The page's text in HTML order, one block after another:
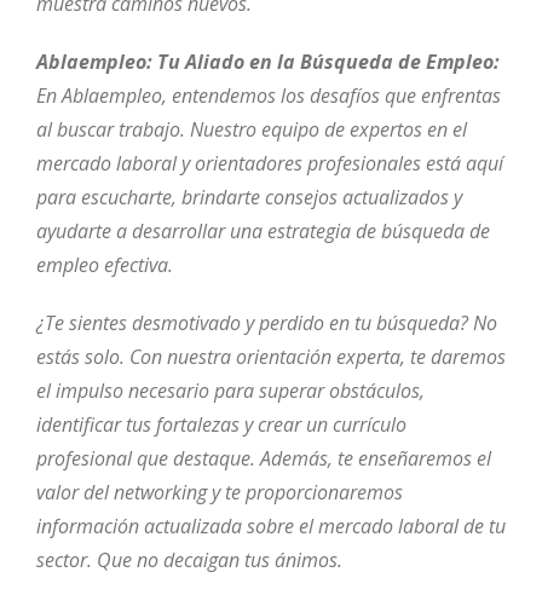
Ablaempleo: Tu Aliado en la Búsqueda de Empleo:
En Ablaempleo, entendemos los desafíos que enfrentas
al buscar trabajo. Nuestro equipo de expertos en el
mercado laboral y orientadores profesionales está aquí
para escucharte, brindarte consejos actualizados y
ayudarte a desarrollar una estrategia de búsqueda de
empleo efectiva.
¿Te sientes desmotivado y perdido en tu búsqueda? No
estás solo. Con nuestra orientación experta, te daremos
el impulso necesario para superar obstáculos,
identificar tus fortalezas y crear un currículo
profesional que destaque. Además, te enseñaremos el
valor del networking y te proporcionaremos
información actualizada sobre el mercado laboral de tu
sector. Que no decaigan tus ánimos.